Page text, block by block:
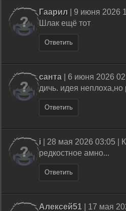
Гаарил | 9 июня 2026
Шлак ещё тот
Ответить
санта | 6 июня 2026
дичь. идея
Ответить
i | 28 мая 2026 03:05 |
редкостное амно...
Ответить
Алексей51 | 17 мая